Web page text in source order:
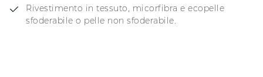
Rivestimento in tessuto, micorfibra e ecopelle
sfoderabile o pelle non sfoderabile.